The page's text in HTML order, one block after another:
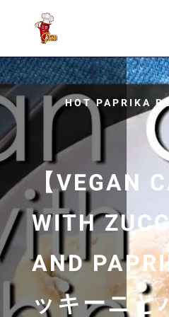
HOT PAPRIKA
【VEGAN
WITH
AND
ッキーニと